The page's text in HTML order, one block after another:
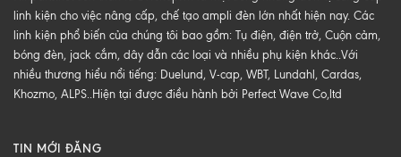
linh kiện cho việc nâng cấp, chế tạo ampli đèn lớn nhất hiện nay. Các
linh kiện phổ biến của chúng tôi bao gồm: Tụ điện, điện trở, Cuộn cảm,
bóng đèn, jack cắm, dây dẫn các loại và nhiều phụ kiện khác..Với
nhiều thương hiểu nổi tiếng: Duelund, V-cap, WBT, Lundahl, Cardas,
Khozmo, ALPS..Hiện tại được điều hành bởi Perfect Wave Co,ltd
TIN MỚI ĐĂNG